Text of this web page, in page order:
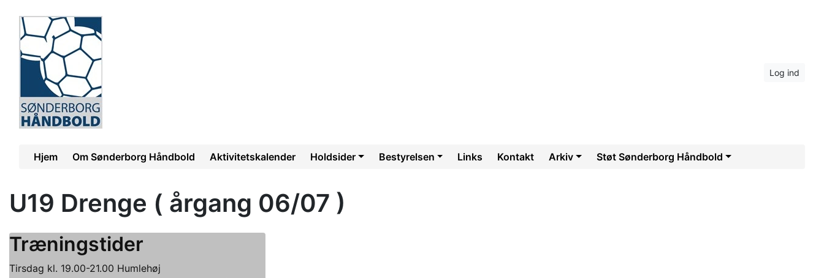
Log ind
Hjem Om Sønderborg Håndbold Aktivitetskalender Holdsider Bestyrelsen Links Kontakt Arkiv Støt Sønderborg Håndbold
U19 Drenge ( årgang 06/07 )
Træningstider
Tirsdag kl. 19.00-21.00 Humlehøj